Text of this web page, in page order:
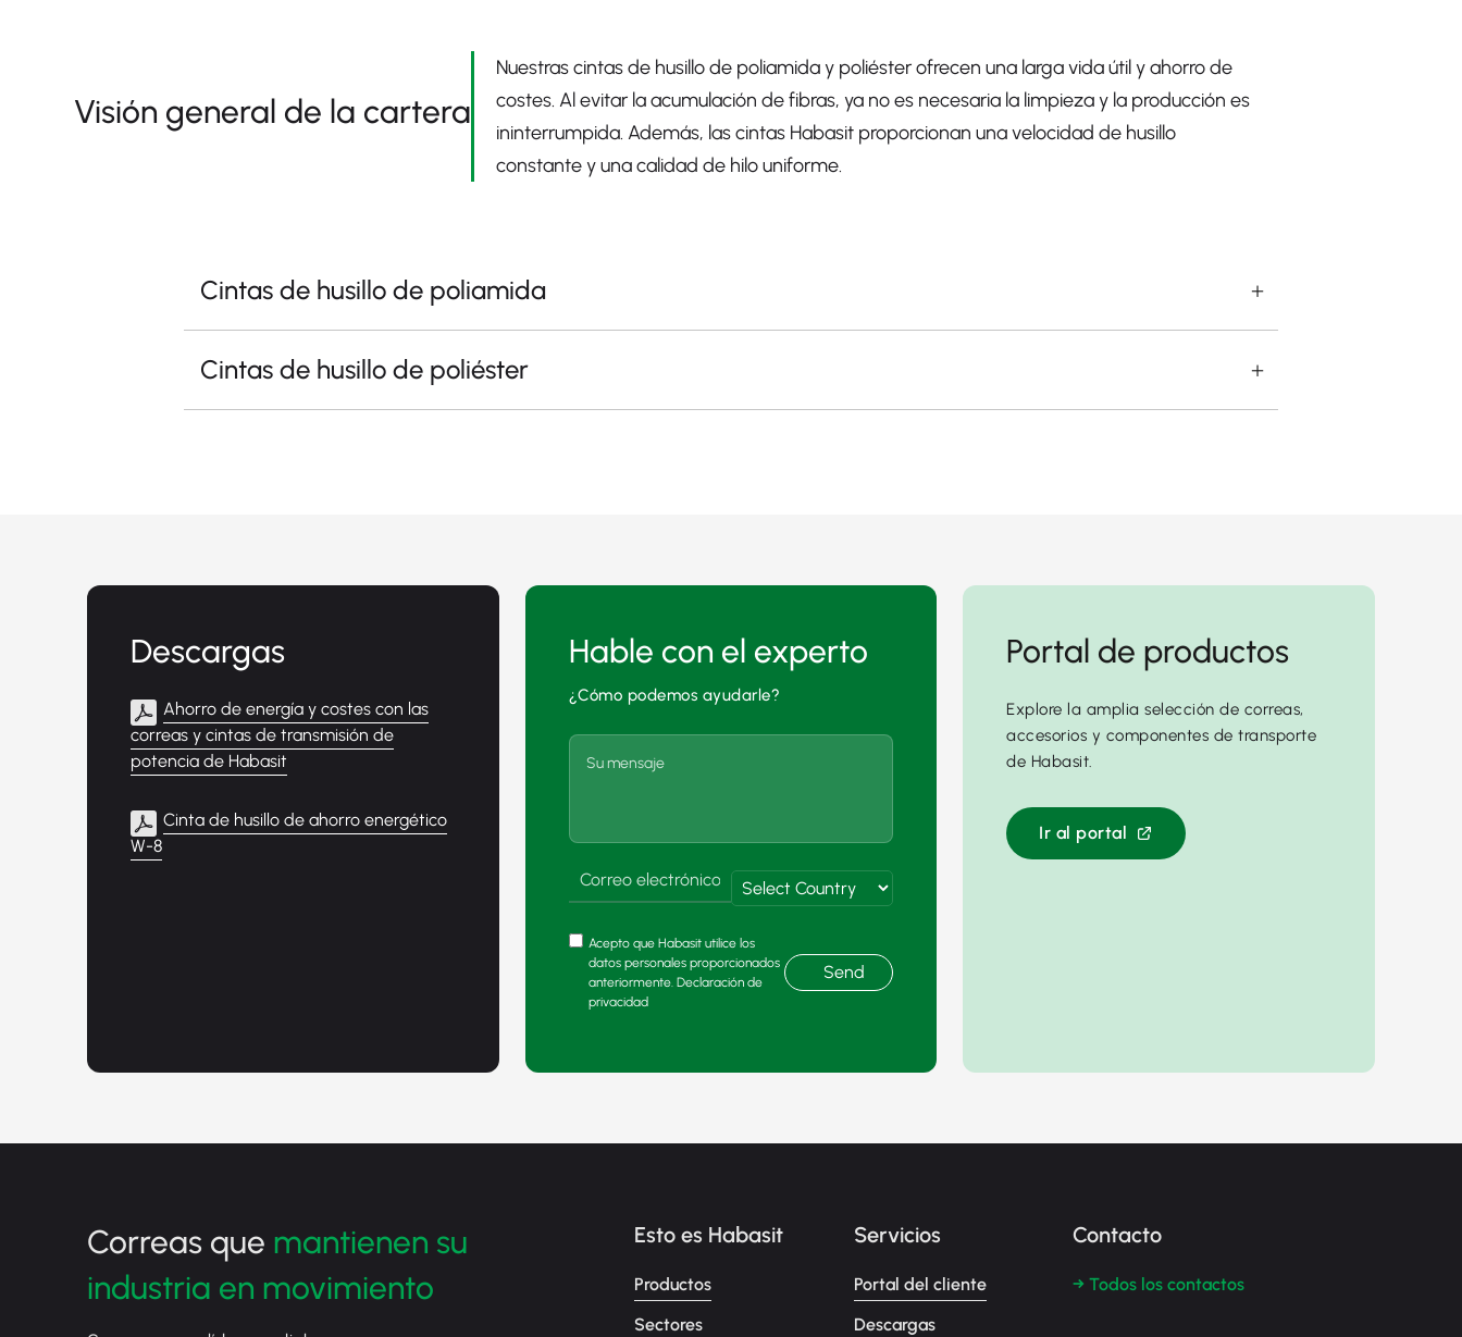
Visión general de la cartera
Nuestras cintas de husillo de poliamida y poliéster ofrecen una larga vida útil y ahorro de
costes. Al evitar la acumulación de fibras, ya no es necesaria la limpieza y la producción es
ininterrumpida. Además, las cintas Habasit proporcionan una velocidad de husillo
constante y una calidad de hilo uniforme.
Cintas de husillo de poliamida
Cintas de husillo de poliéster
Descargas
Ahorro de energía y costes con las
correas y cintas de transmisión de
potencia de Habasit
Cinta de husillo de ahorro energético
W-8
Hable con el experto
¿Cómo podemos ayudarle?
Acepto que Habasit utilice los
datos personales proporcionados
anteriormente. Declaración de
privacidad
Send
Portal de productos
Explore la amplia selección de correas,
accesorios y componentes de transporte
de Habasit.
Ir al portal
Correas que mantienen su
industria en movimiento
Esto es Habasit
Productos
Sectores
Servicios
Portal del cliente
Descargas
Contacto
→ Todos los contactos